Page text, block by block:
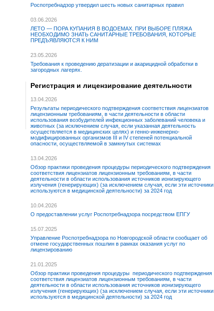
Роспотребнадзор утвердил шесть новых санитарных правил
03.06.2026
ЛЕТО — ПОРА КУПАНИЯ В ВОДОЕМАХ. ПРИ ВЫБОРЕ ПЛЯЖА
НЕОБХОДИМО ЗНАТЬ САНИТАРНЫЕ ТРЕБОВАНИЯ, КОТОРЫЕ
ПРЕДЪЯВЛЯЮТСЯ К НИМ
23.05.2026
Требования к проведению дератизации и акарицидной обработки в
загородных лагерях.
Регистрация и лицензирование деятельности
13.04.2026
Результаты периодического подтверждения соответствия лицензиатов
лицензионным требованиям, в части деятельности в области
использования возбудителей инфекционных заболеваний человека и
животных (за исключением случая, если указанная деятельность
осуществляется в медицинских целях) и генно-инженерно-
модифицированных организмов III и IV степеней потенциальной
опасности, осуществляемой в замкнутых системах
13.04.2026
Обзор практики проведения процедуры периодического подтверждения
соответствия лицензиатов лицензионным требованиям, в части
деятельности в области использования источников ионизирующего
излучения (генерирующих) (за исключением случая, если эти источники
используются в медицинской деятельности) за 2024 год
10.04.2026
О предоставлении услуг Роспотребнадзора посредством ЕПГУ
15.07.2025
Управление Роспотребнадзора по Новгородской области сообщает об
отмене государственных пошлин в рамках оказания услуг по
лицензированию
21.01.2025
Обзор практики проведения процедуры периодического подтверждения
соответствия лицензиатов лицензионным требованиям, в части
деятельности в области использования источников ионизирующего
излучения (генерирующих) (за исключением случая, если эти источники
используются в медицинской деятельности) за 2024 год